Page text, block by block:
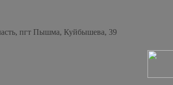
пгт Пышма, Куйбышева, 39